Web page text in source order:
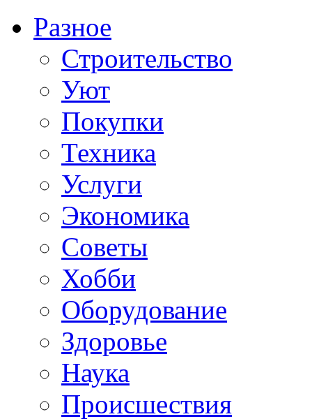
Разное
Строительство
Уют
Покупки
Техника
Услуги
Экономика
Советы
Хобби
Oборудование
Здоровье
Наука
Происшествия